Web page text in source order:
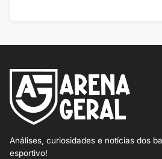
Análises, curiosidades e notícias dos
esportivo!